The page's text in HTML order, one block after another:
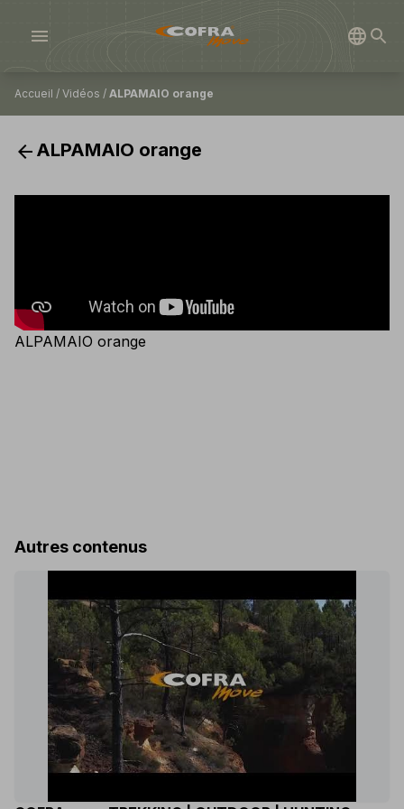
menu
Accueil / Vidéos / ALPAMAIO orange
arrow_back ALPAMAIO orange
ALPAMAIO orange
Autres contenus